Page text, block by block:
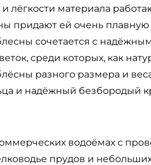
и лёгкости материала
придают ей очень
сочетается с
среди которых, как
разного размера и
и надёжный безбородый
водоёмах с
прудов и